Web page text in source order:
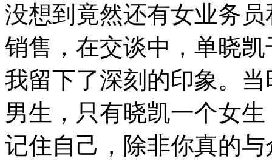
没想到竟然还有女业务
销售，在交谈中，单晓
我留下了深刻的印象。
男生，只有晓凯一个女
记住自己，除非你真的